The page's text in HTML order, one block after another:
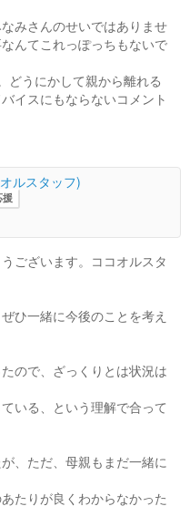
みさんのせいではありませ
んてこれっぽっちもないで
どうにかして親から離れる
イスにもならないコメント
ルスタッフ)
ございます。ココオルスタ
ひ一緒に今後のことを考え
ので、ざっくりとは状況は
いる、という理解で合って
、ただ、母親もまだ一緒に
たりが良くわからなかった